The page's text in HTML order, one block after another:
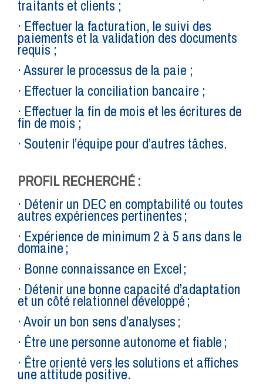
traitants et clients ;
· Effectuer la facturation, le suivi des
paiements et la validation des documents
requis ;
· Assurer le processus de la paie ;
· Effectuer la conciliation bancaire ;
· Effectuer la fin de mois et les écritures de
fin de mois ;
· Soutenir l’équipe pour d’autres tâches.
PROFIL RECHERCHÉ :
· Détenir un DEC en comptabilité ou toutes
autres expériences pertinentes ;
· Expérience de minimum 2 à 5 ans dans le
domaine ;
· Bonne connaissance en Excel ;
· Détenir une bonne capacité d’adaptation
et un côté relationnel développé ;
· Avoir un bon sens d’analyses ;
· Être une personne autonome et fiable ;
· Être orienté vers les solutions et affiches
une attitude positive.